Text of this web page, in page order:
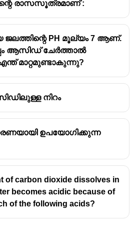
വാക്കിൽ നിന്നാണ്
ഗുണങ്ങൾക്ക്
അയോണുകൾ -
- പുളി
ചുവപ്പാക്കുന്നു
പ്രദാനം
അതിന്റെ
- ബേസികത 1
രാസസൂത്രമാണ് :
ജലത്തിന്റെ PH മൂല്യം 7 ആണ്.
ആസിഡ് ചേർത്താൽ
മാറ്റമുണ്ടാകുന്നു?
നിറം
ഉപയോഗിക്കുന്ന
of carbon dioxide dissolves in
becomes acidic because of
of the following acids?